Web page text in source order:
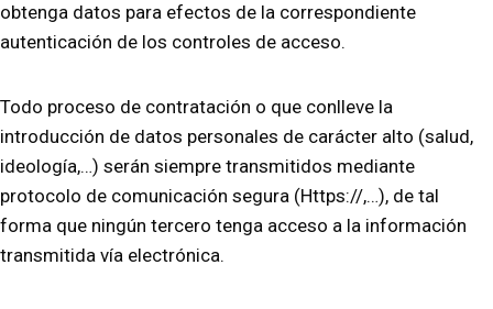
obtenga datos para efectos de la correspondiente
autenticación de los controles de acceso.
Todo proceso de contratación o que conlleve la
introducción de datos personales de carácter alto (salud,
ideología,…) serán siempre transmitidos mediante
protocolo de comunicación segura (Https://,…), de tal
forma que ningún tercero tenga acceso a la información
transmitida vía electrónica.